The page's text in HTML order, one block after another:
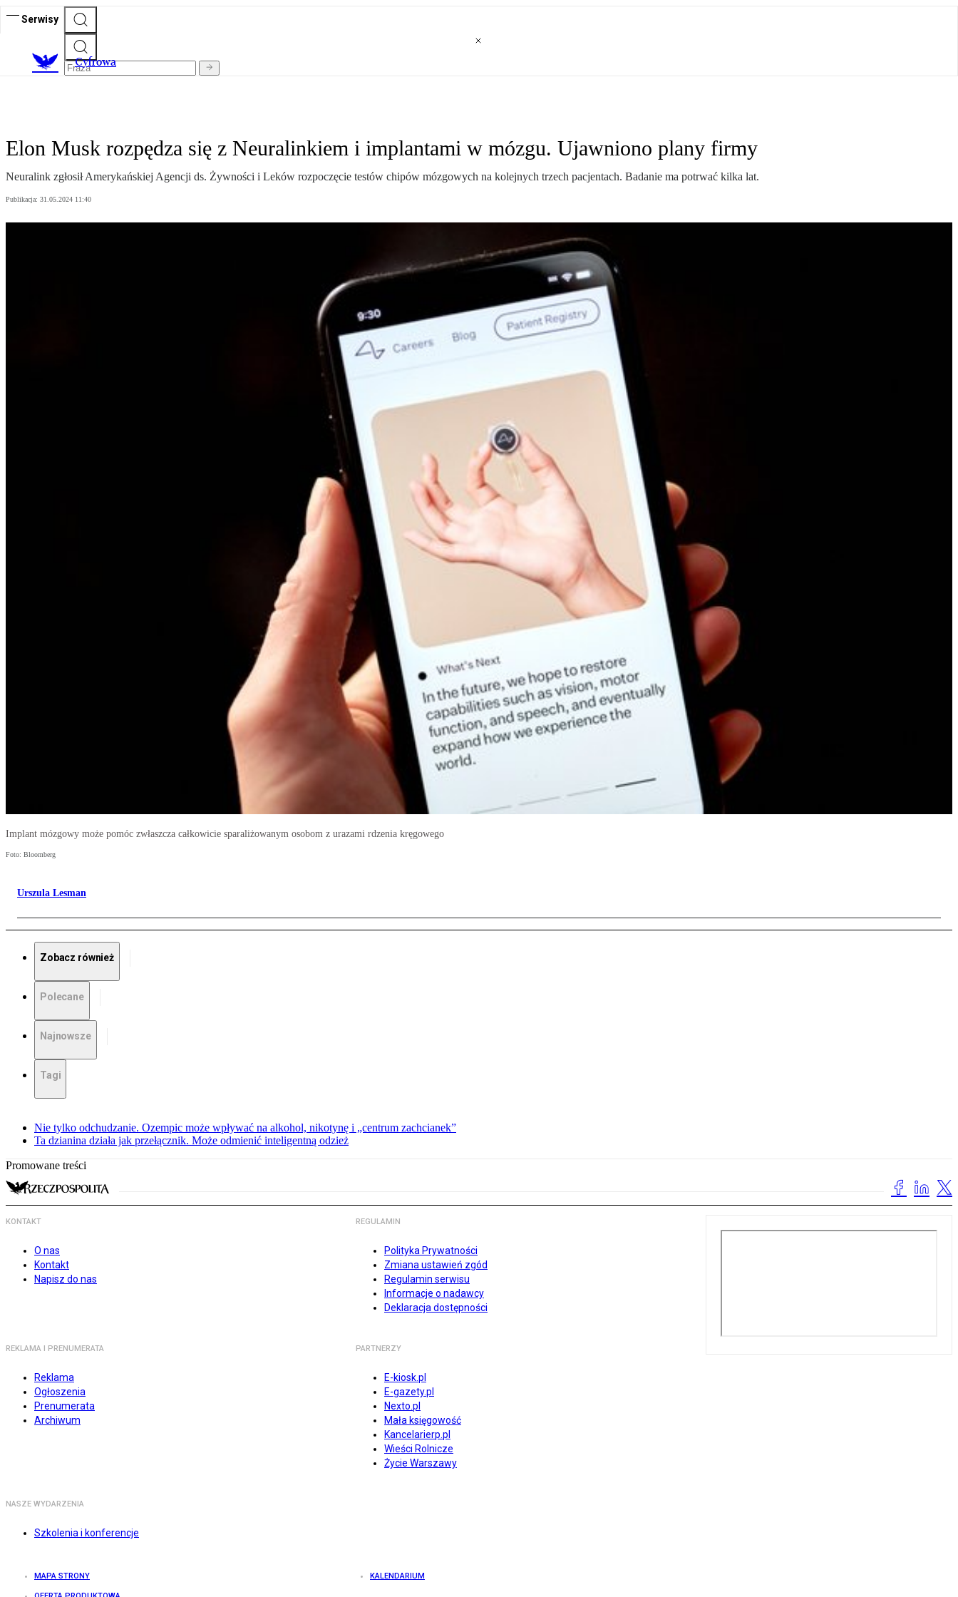
Serwisy
Cyfrowa
Elon Musk rozpędza się z Neuralinkiem i implantami w mózgu. Ujawniono plany firmy
Neuralink zgłosił Amerykańskiej Agencji ds. Żywności i Leków rozpoczęcie testów chipów mózgowych na kolejnych trzech pacjentach. Badanie ma potrwać kilka lat.
Publikacja: 31.05.2024 11:40
Implant mózgowy może pomóc zwłaszcza całkowicie sparaliżowanym osobom z urazami rdzenia kręgowego
Foto: Bloomberg
Urszula Lesman
Zobacz również
Polecane
Najnowsze
Tagi
Nie tylko odchudzanie. Ozempic może wpływać na alkohol, nikotynę i „centrum zachcianek”
Ta dzianina działa jak przełącznik. Może odmienić inteligentną odzież
Promowane treści
KONTAKT
O nas
Kontakt
Napisz do nas
REGULAMIN
Polityka Prywatności
Zmiana ustawień zgód
Regulamin serwisu
Informacje o nadawcy
Deklaracja dostępności
REKLAMA I PRENUMERATA
Reklama
Ogłoszenia
Prenumerata
Archiwum
PARTNERZY
E-kiosk.pl
E-gazety.pl
Nexto.pl
Mała księgowość
Kancelarierp.pl
Wieści Rolnicze
Życie Warszawy
NASZE WYDARZENIA
Szkolenia i konferencje
MAPA STRONY KALENDARIUM